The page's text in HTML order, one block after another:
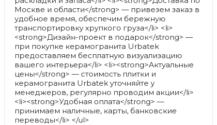
Москве и области</strong> — привезем заказ в
удобное время, обеспечим бережную
транспортировку хрупкого груза</li> <li>
<strong>Дизайн-проект в подарок</strong> —
при покупке керамогранита Urbatek
предоставляем бесплатную визуализацию
вашего интерьера</li> <li><strong>Актуальные
цены</strong> — стоимость плитки и
керамогранита Urbatek уточняйте у
менеджеров, регулярно проводим акции</li>
<li><strong>Удобная оплата</strong> —
принимаем наличные, карты, банковские
переводы</li> </ul>